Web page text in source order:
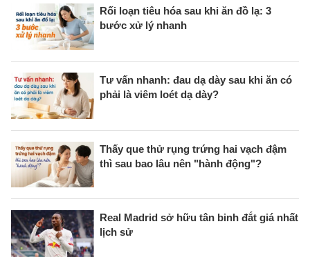
Rối loạn tiêu hóa sau khi ăn đồ lạ: 3
bước xử lý nhanh
Tư vấn nhanh: đau dạ dày sau khi ăn có
phải là viêm loét dạ dày?
Thấy que thử rụng trứng hai vạch đậm
thì sau bao lâu nên "hành động"?
Real Madrid sở hữu tân binh đắt giá nhất
lịch sử